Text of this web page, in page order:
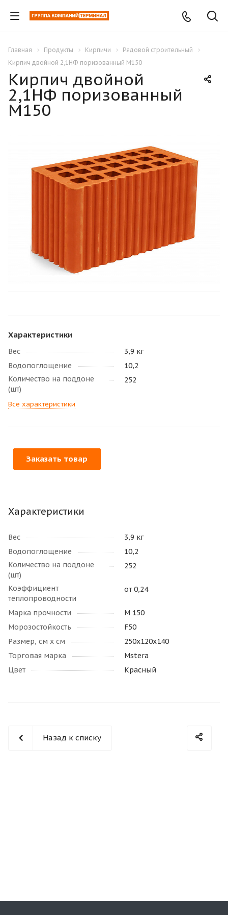
Главная Продукты Кирпичи
Рядовой строительный
Кирпич двойной 2,1НФ поризованный М150
Кирпич двойной
2,1НФ поризованный
М150
Характеристики
Вес
3,9 кг
Водопоглощение
10,2
Количество на поддоне
(шт)
252
Все характеристики
Заказать товар
Характеристики
Вес
3,9 кг
Водопоглощение
10,2
Количество на поддоне
(шт)
252
Коэффициент
теплопроводности
от 0,24
Марка прочности
М 150
Морозостойкость
F50
Размер, см х см
250х120х140
Торговая марка
Mstera
Цвет
Красный
Назад к списку